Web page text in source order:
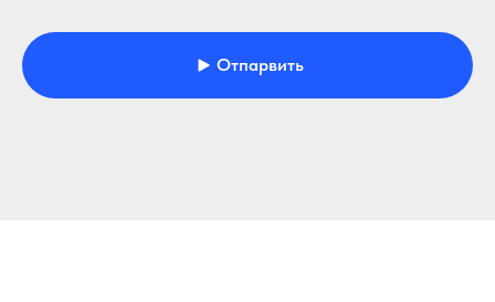
Отпарвить